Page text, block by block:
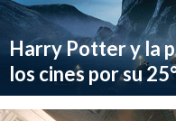
Harry Potter y la
los cines por su